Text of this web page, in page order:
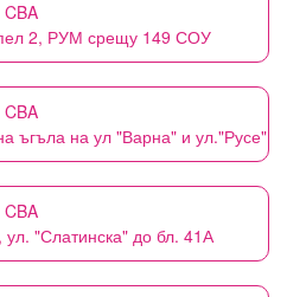
CBA
2, РУМ срещу 149 СОУ
CBA
ъгъла на ул "Варна" и ул."Русе"
CBA
"Слатинска" до бл. 41А